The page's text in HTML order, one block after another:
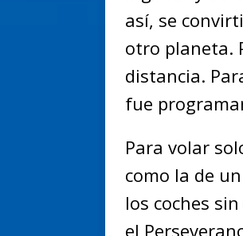
así, se
otro planeta.
distancia.
fue
Para volar
como la de
los coches
el